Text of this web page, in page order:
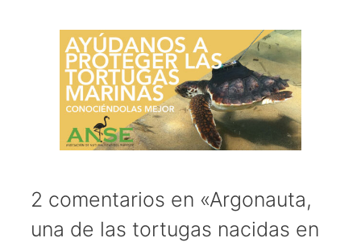
2 comentarios en «Argonauta,
una de las tortugas nacidas en